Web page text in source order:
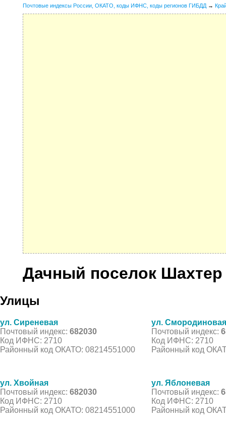
Почтовые индексы России, ОКАТО, коды ИФНС, коды регионов ГИБДД →
Дачный поселок Шахтер
Улицы
ул. Сиреневая
Почтовый индекс: 682030
Код ИФНС: 2710
Районный код ОКАТО: 08214551000
ул. Смородиновая
Почтовый индекс:
Код ИФНС: 2710
Районный код
ул. Хвойная
Почтовый индекс: 682030
Код ИФНС: 2710
Районный код ОКАТО: 08214551000
ул. Яблоневая
Почтовый индекс:
Код ИФНС: 2710
Районный код